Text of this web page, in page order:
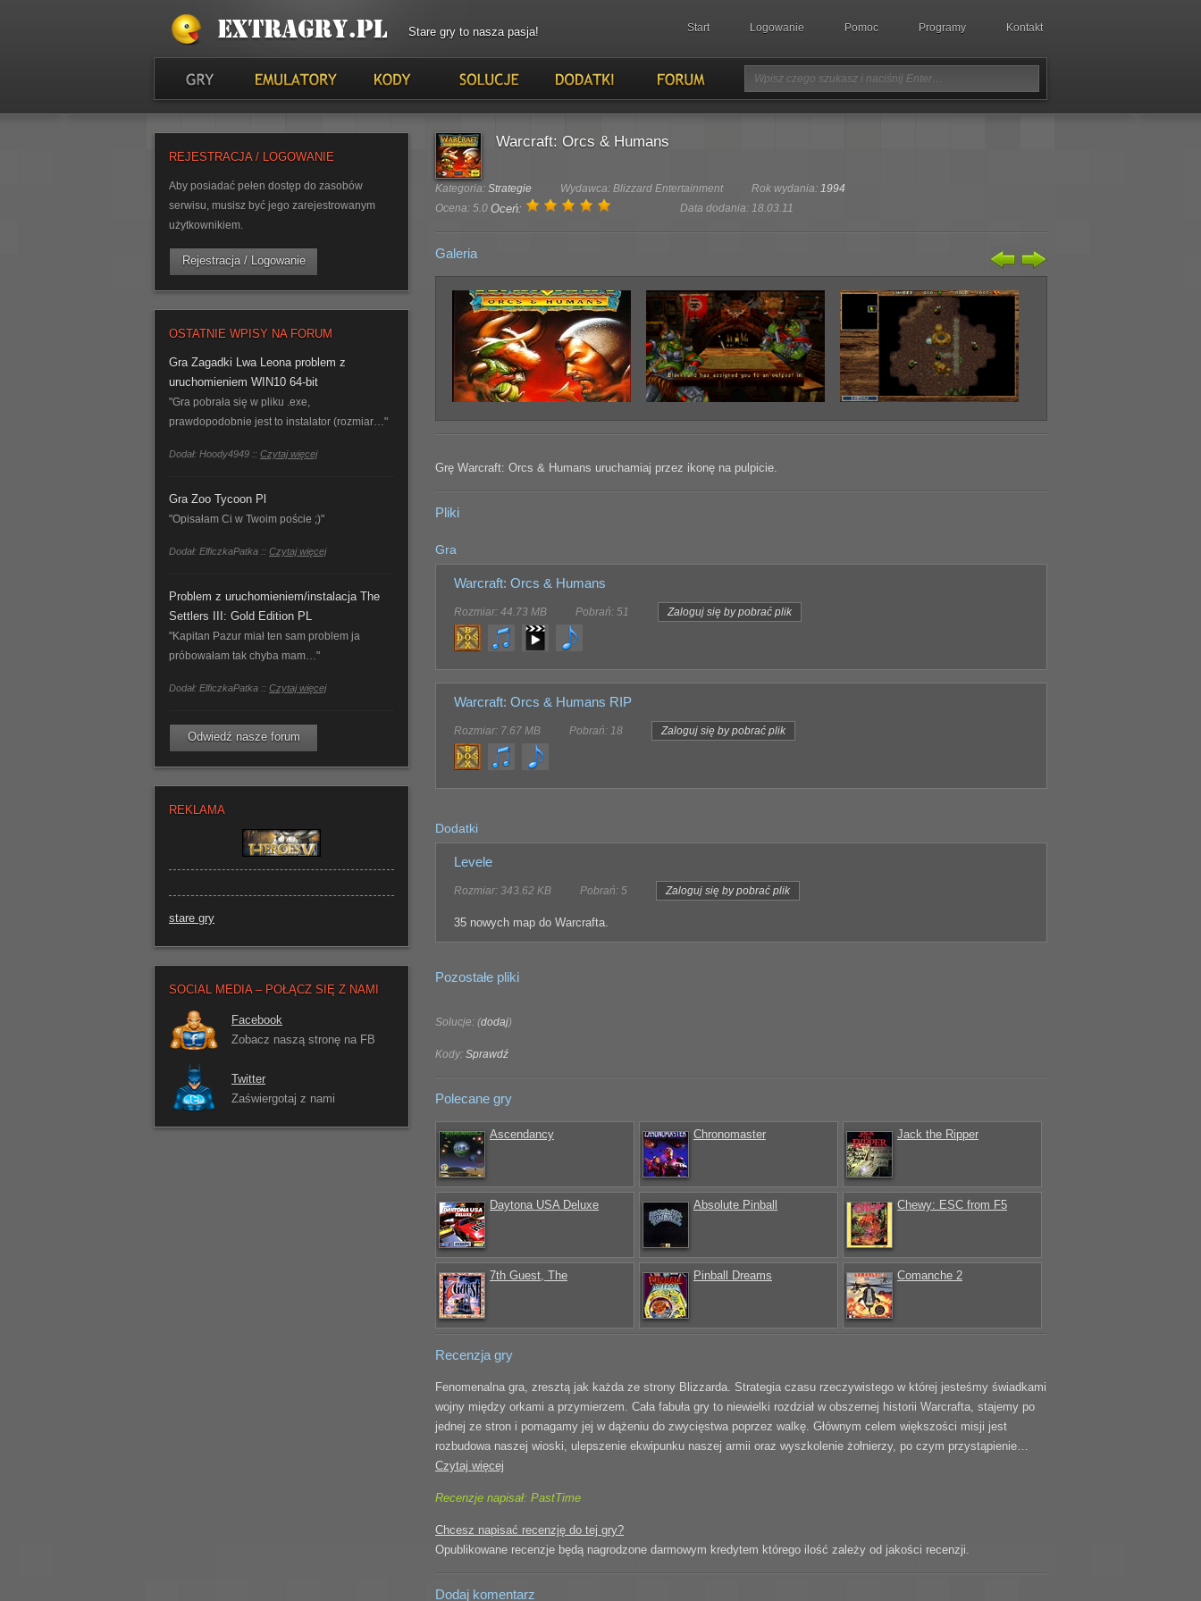
Stare gry to nasza pasja! Start Logowanie Pomoc Programy Kontakt
REJESTRACJA / LOGOWANIE
Aby posiadać pełen dostęp do zasobów
serwisu, musisz być jego zarejestrowanym
użytkownikiem.
Rejestracja / Logowanie
OSTATNIE WPISY NA FORUM
Gra Zagadki Lwa Leona problem z
uruchomieniem WIN10 64-bit
"Gra pobrała się w pliku .exe,
prawdopodobnie jest to instalator (rozmiar…"
Dodał: Hoody4949 :: Czytaj więcej
Gra Zoo Tycoon Pl
"Opisałam Ci w Twoim poście ;)"
Dodał: ElficzkaPatka :: Czytaj więcej
Problem z uruchomieniem/instalacja The
Settlers III: Gold Edition PL
"Kapitan Pazur miał ten sam problem ja
próbowałam tak chyba mam…"
Dodał: ElficzkaPatka :: Czytaj więcej
Odwiedź nasze forum
REKLAMA
stare gry
SOCIAL MEDIA – POŁĄCZ SIĘ Z NAMI
Facebook
Zobacz naszą stronę na FB
Twitter
Zaświergotaj z nami
Warcraft: Orcs & Humans
Kategoria: Strategie Wydawca: Blizzard Entertainment Rok wydania: 1994
Ocena: 5.0 Oceń: Data dodania: 18.03.11
Galeria
Grę Warcraft: Orcs & Humans uruchamiaj przez ikonę na pulpicie.
Pliki
Gra
Warcraft: Orcs & Humans
Rozmiar: 44.73 MB Pobrań: 51 Zaloguj się by pobrać plik
Warcraft: Orcs & Humans RIP
Rozmiar: 7.67 MB Pobrań: 18 Zaloguj się by pobrać plik
Dodatki
Levele
Rozmiar: 343.62 KB Pobrań: 5 Zaloguj się by pobrać plik
35 nowych map do Warcrafta.
Pozostałe pliki
Solucje: (dodaj)
Kody: Sprawdź
Polecane gry
Ascendancy Chronomaster Jack the Ripper
Daytona USA Deluxe Absolute Pinball Chewy: ESC from F5
7th Guest, The Pinball Dreams Comanche 2
Recenzja gry
Fenomenalna gra, zresztą jak każda ze strony Blizzarda. Strategia czasu rzeczywistego w której jesteśmy świadkami
wojny między orkami a przymierzem. Cała fabuła gry to niewielki rozdział w obszernej historii Warcrafta, stajemy po
jednej ze stron i pomagamy jej w dążeniu do zwycięstwa poprzez walkę. Głównym celem większości misji jest
rozbudowa naszej wioski, ulepszenie ekwipunku naszej armii oraz wyszkolenie żołnierzy, po czym przystąpienie…
Czytaj więcej
Recenzje napisał: PastTime
Chcesz napisać recenzję do tej gry?
Opublikowane recenzje będą nagrodzone darmowym kredytem którego ilość zależy od jakości recenzji.
Dodaj komentarz